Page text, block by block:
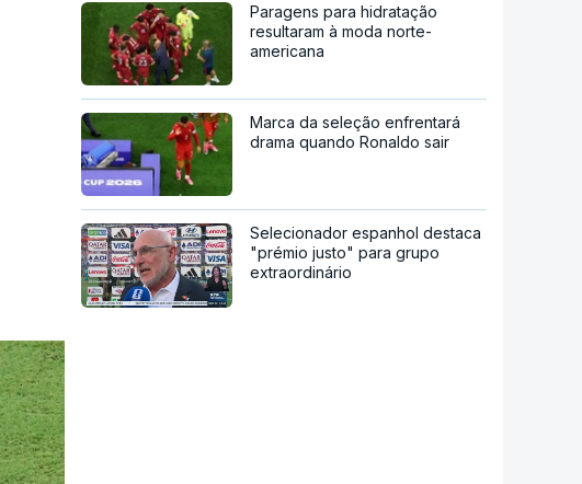
Paragens para hidratação
resultaram à moda norte-
americana
Marca da seleção enfrentará
drama quando Ronaldo sair
Selecionador espanhol destaca
"prémio justo" para grupo
extraordinário